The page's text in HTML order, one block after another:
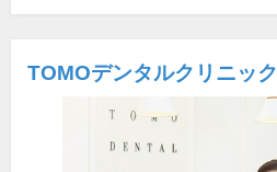
TOMOデンタルクリニック